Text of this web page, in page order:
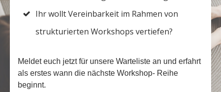
Ihr wollt Vereinbarkeit im Rahmen von
strukturierten Workshops vertiefen?
Meldet euch jetzt für unsere Warteliste an und erfahrt
als erstes wann die nächste Workshop- Reihe
beginnt.